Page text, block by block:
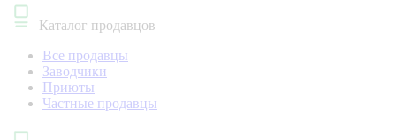
Каталог продавцов
Все продавцы
Заводчики
Приюты
Частные продавцы